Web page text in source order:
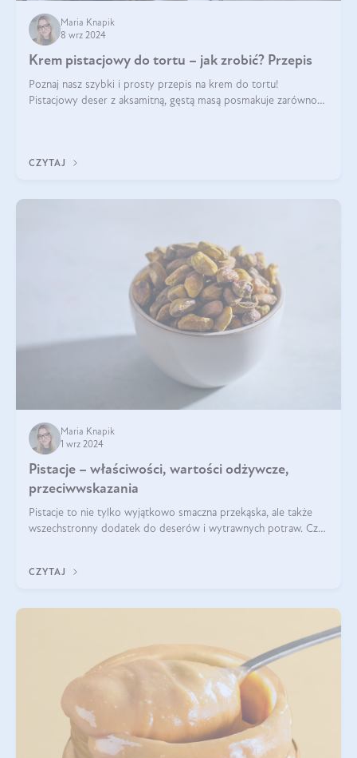
Maria Knapik
8 wrz 2024
Krem pistacjowy do tortu – jak zrobić? Przepis
Poznaj nasz szybki i prosty przepis na krem do tortu!
Pistacjowy deser z aksamitną, gęstą masą posmakuje zarówno
CZYTAJ
Maria Knapik
1 wrz 2024
Pistacje – właściwości, wartości odżywcze,
przeciwwskazania
Pistacje to nie tylko wyjątkowo smaczna przekąska, ale także
wszechstronny dodatek do deserów i wytrawnych potraw. Czy
CZYTAJ